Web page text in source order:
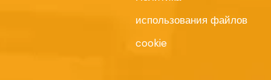
использования файлов
cookie